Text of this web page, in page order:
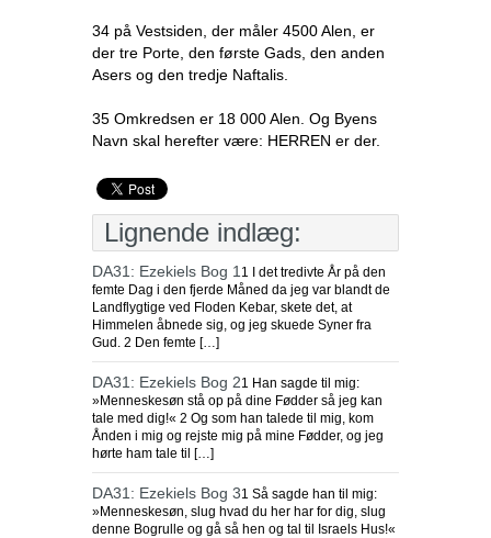
34 på Vestsiden, der måler 4500 Alen, er
der tre Porte, den første Gads, den anden
Asers og den tredje Naftalis.
35 Omkredsen er 18 000 Alen. Og Byens
Navn skal herefter være: HERREN er der.
Lignende indlæg:
DA31: Ezekiels Bog 1 1 I det tredivte År på den
femte Dag i den fjerde Måned da jeg var blandt de
Landflygtige ved Floden Kebar, skete det, at
Himmelen åbnede sig, og jeg skuede Syner fra
Gud. 2 Den femte […]
DA31: Ezekiels Bog 21 Han sagde til mig:
»Menneskesøn stå op på dine Fødder så jeg kan
tale med dig!« 2 Og som han talede til mig, kom
Ånden i mig og rejste mig på mine Fødder, og jeg
hørte ham tale til […]
DA31: Ezekiels Bog 31 Så sagde han til mig:
»Menneskesøn, slug hvad du her har for dig, slug
denne Bogrulle og gå så hen og tal til Israels Hus!«